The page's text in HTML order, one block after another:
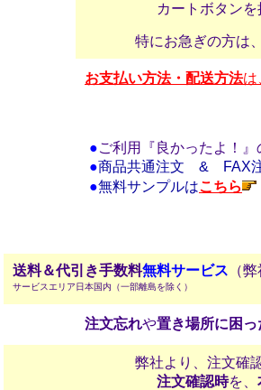
カートボタン
特にお急ぎの方は
お支払い方法・配送方法は
●ご利用『良かったよ！』
●商品共通注文 & FAX
●無料サンプルはこちら
送料＆代引き手数料無料サービス （
サービスエリア日本国内（一部離島を除く）
注文忘れや置き場所に困っ
弊社より、注文確
注文確認時を、